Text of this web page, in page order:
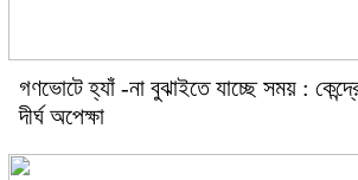
গণভোটে হ্যাঁ -না বুঝাইতে যাচ্ছে সময় :
দীর্ঘ অপেক্ষা